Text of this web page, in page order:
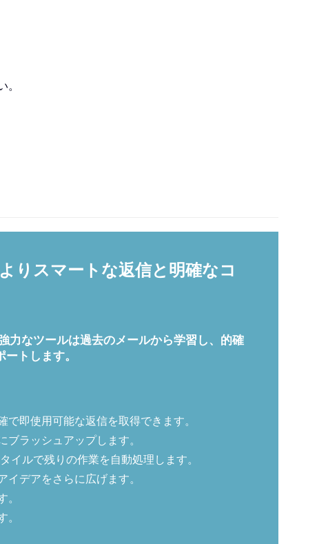
りスマートな返信と明確なコ
なツールは過去のメールから学習し、的確
トします。
即使用可能な返信を取得できます。
ラッシュアップします。
ルで残りの作業を自動処理します。
デアをさらに広げます。